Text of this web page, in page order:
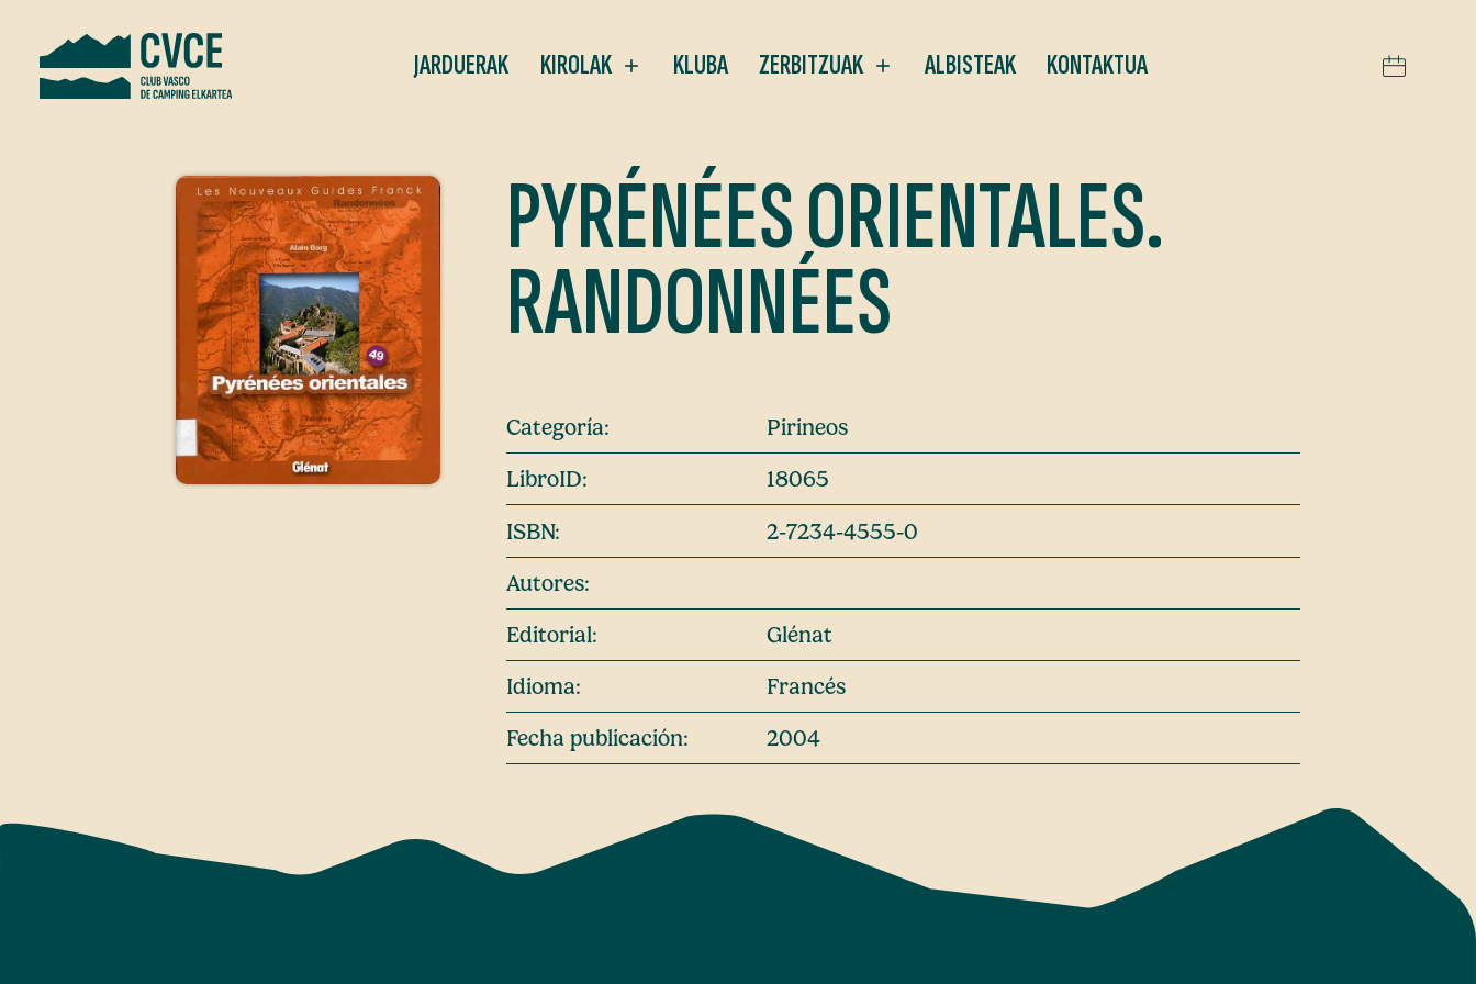
JARDUERAK KIROLAK KLUBA ZERBITZUAK ALBISTEAK KONTAKTUA
PYRÉNÉES ORIENTALES.
RANDONNÉES
Categoría:
Pirineos
LibroID:
18065
ISBN:
2-7234-4555-0
Autores:
Editorial:
Glénat
Idioma:
Francés
Fecha publicación:
2004